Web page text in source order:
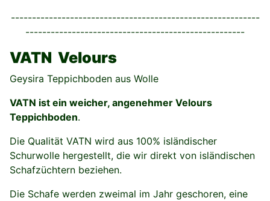
-----------------------------------------------------------
----------------------------------------------------
VATN Velours
Geysira Teppichboden aus Wolle
VATN ist ein weicher, angenehmer Velours
Teppichboden.
Die Qualität VATN wird aus 100% isländischer
Schurwolle hergestellt, die wir direkt von isländischen
Schafzüchtern beziehen.
Die Schafe werden zweimal im Jahr geschoren, eine